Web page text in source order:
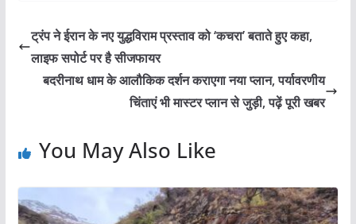
ट्रंप ने ईरान के नए युद्धविराम प्रस्ताव को ‘कचरा’ बताते हुए कहा,
लाइफ सपोर्ट पर है सीजफायर
बदरीनाथ धाम के आलौकिक दर्शन कराएगा नया प्लान, पर्यावरणीय
चिंताएं भी मास्टर प्लान से जुड़ी, पढ़ें पूरी खबर
You May Also Like